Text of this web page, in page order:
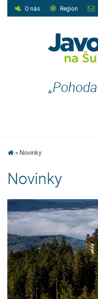
O nás Region
„Pohoda
Novinky
Novinky